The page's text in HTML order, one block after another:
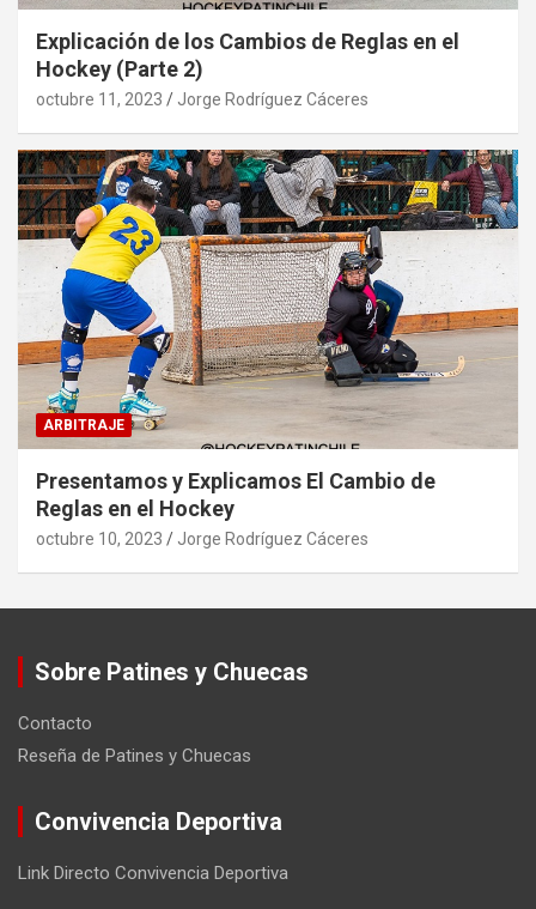
Explicación de los Cambios de Reglas en el
Hockey (Parte 2)
octubre 11, 2023 Jorge Rodríguez Cáceres
ARBITRAJE
Presentamos y Explicamos El Cambio de
Reglas en el Hockey
octubre 10, 2023 Jorge Rodríguez Cáceres
Sobre Patines y Chuecas
Contacto
Reseña de Patines y Chuecas
Convivencia Deportiva
Link Directo Convivencia Deportiva